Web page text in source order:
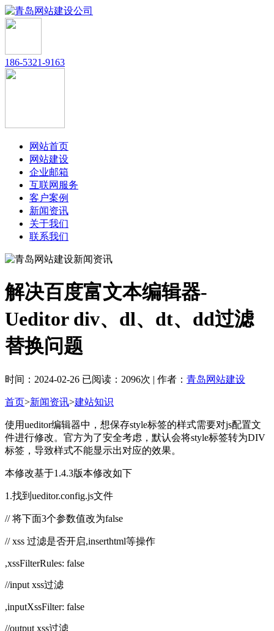
186-5321-9163
网站首页
网站建设
企业邮箱
互联网服务
客户案例
新闻资讯
关于我们
联系我们
解决百度富文本编辑器-
Ueditor div、dl、dt、dd过滤
替换问题
时间：2024-02-26 已阅读：2096次 | 作者： 青岛网站建设
首页>新闻资讯>建站知识
使用ueditor编辑器中，想保存style标签的样式需要对js配置文
件进行修改。官方为了安全考虑，默认会将style标签转为DIV
标签，导致样式不能显示出对应的效果。
本修改基于1.4.3版本修改如下
1.找到ueditor.config.js文件
// 将下面3个参数值改为false
// xss 过滤是否开启,inserthtml等操作
,xssFilterRules: false
//input xss过滤
,inputXssFilter: false
//output xss过滤